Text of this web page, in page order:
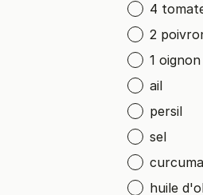
4
2
1 oignon
ail
persil
sel
curcuma
huile